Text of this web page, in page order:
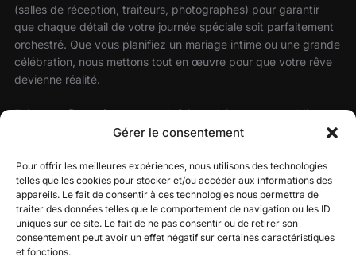
Gérer le consentement
Pour offrir les meilleures expériences, nous utilisons des technologies
telles que les cookies pour stocker et/ou accéder aux informations des
appareils. Le fait de consentir à ces technologies nous permettra de
traiter des données telles que le comportement de navigation ou les ID
uniques sur ce site. Le fait de ne pas consentir ou de retirer son
consentement peut avoir un effet négatif sur certaines caractéristiques
et fonctions.
(salles de réception, traiteurs, photographes) pour garantir
que chaque détail de votre journée spéciale soit parfaitement
orchestré. Que vous planifiez un mariage intime ou une grande
célébration, nous mettons tout en œuvre pour que votre rêve
devienne réalité.
Faites confiance à notre savoir-faire et laissez-nous sublimer
votre mariage avec une atmosphère festive, élégante et sur
RECHERCHER
Recherche